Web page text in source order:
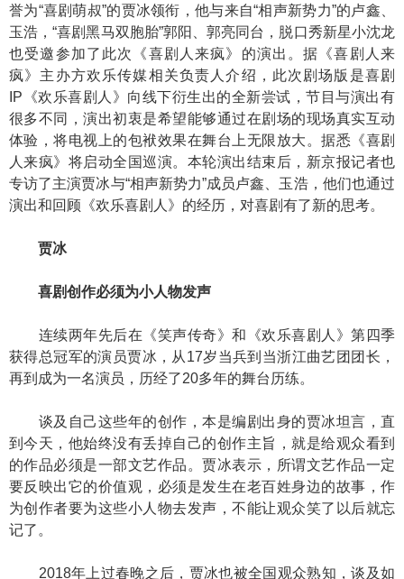
誉为“喜剧萌叔”的贾冰领衔，他与来自“相声新势力”的卢鑫、
玉浩，“喜剧黑马双胞胎”郭阳、郭亮同台，脱口秀新星小沈龙
也受邀参加了此次《喜剧人来疯》的演出。据《喜剧人来
疯》主办方欢乐传媒相关负责人介绍，此次剧场版是喜剧
IP《欢乐喜剧人》向线下衍生出的全新尝试，节目与演出有
很多不同，演出初衷是希望能够通过在剧场的现场真实互动
体验，将电视上的包袱效果在舞台上无限放大。据悉《喜剧
人来疯》将启动全国巡演。本轮演出结束后，新京报记者也
专访了主演贾冰与“相声新势力”成员卢鑫、玉浩，他们也通过
演出和回顾《欢乐喜剧人》的经历，对喜剧有了新的思考。
贾冰
喜剧创作必须为小人物发声
连续两年先后在《笑声传奇》和《欢乐喜剧人》第四季
获得总冠军的演员贾冰，从17岁当兵到当浙江曲艺团团长，
再到成为一名演员，历经了20多年的舞台历练。
谈及自己这些年的创作，本是编剧出身的贾冰坦言，直
到今天，他始终没有丢掉自己的创作主旨，就是给观众看到
的作品必须是一部文艺作品。贾冰表示，所谓文艺作品一定
要反映出它的价值观，必须是发生在老百姓身边的故事，作
为创作者要为这些小人物去发声，不能让观众笑了以后就忘
记了。
2018年上过春晚之后，贾冰也被全国观众熟知，谈及如